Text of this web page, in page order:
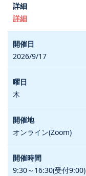
詳細
2026/9/17
木
オンライン(Zoom)
9:30～16:30(受付9:00)